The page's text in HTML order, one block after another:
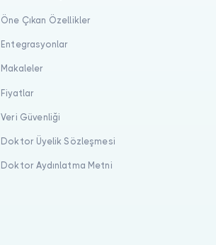
Öne Çıkan Özellikler
Entegrasyonlar
Makaleler
Fiyatlar
Veri Güvenliği
Doktor Üyelik Sözleşmesi
Doktor Aydınlatma Metni